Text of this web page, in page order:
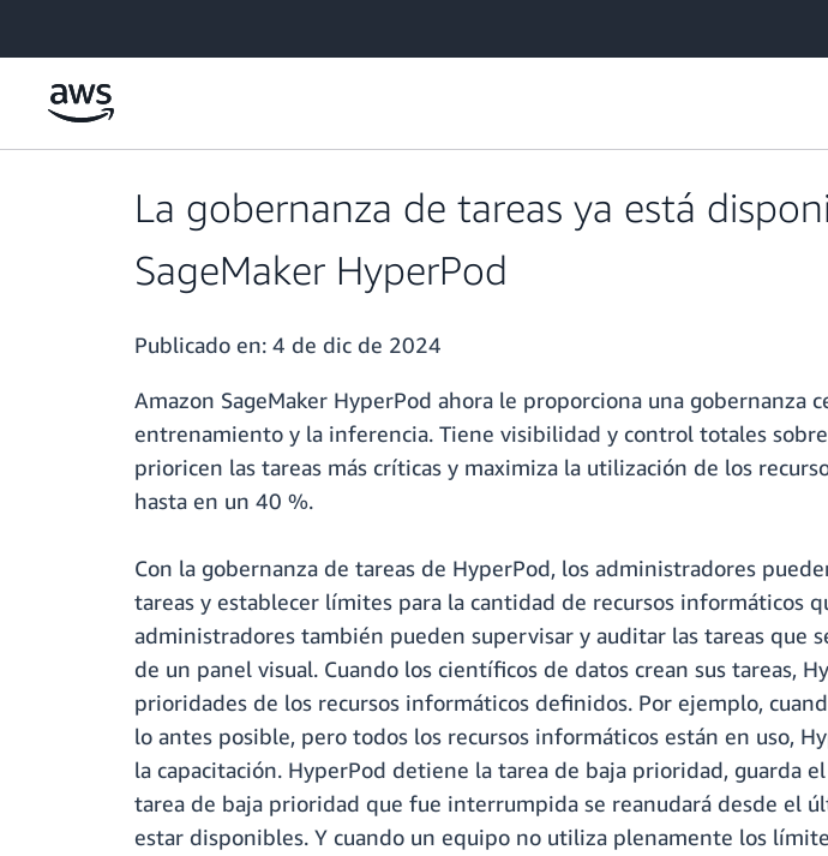
La gobernanza de tareas ya está
SageMaker HyperPod
Publicado en: 4 de dic de 2024
Amazon SageMaker HyperPod ahora le proporciona una
entrenamiento y la inferencia. Tiene visibilidad y control totales
prioricen las tareas más críticas y maximiza la utilización de los
hasta en un 40 %.
Con la gobernanza de tareas de HyperPod, los administradores
tareas y establecer límites para la cantidad de recursos informáticos
administradores también pueden supervisar y auditar las tareas que
de un panel visual. Cuando los científicos de datos crean sus tareas,
prioridades de los recursos informáticos definidos. Por ejemplo,
lo antes posible, pero todos los recursos informáticos están en uso,
la capacitación. HyperPod detiene la tarea de baja prioridad, guarda
tarea de baja prioridad que fue interrumpida se reanudará desde el
estar disponibles. Y cuando un equipo no utiliza plenamente los